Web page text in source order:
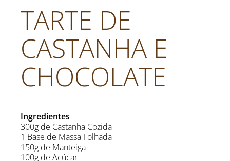
TARTE DE
CASTANHA E
CHOCOLATE
Ingredientes
300g de Castanha Cozida
1 Base de Massa Folhada
150g de Manteiga
100g de Açúcar